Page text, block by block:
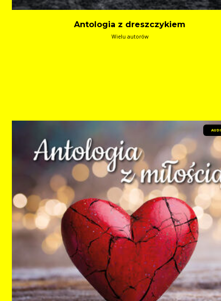
Antologia z dreszczykiem
Wielu autorów